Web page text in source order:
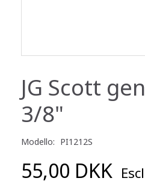
JG Scott
3/8"
Modello: PI1212S
55,00 DKK